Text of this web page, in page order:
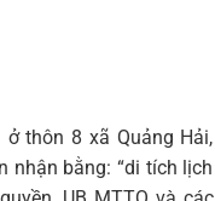
thôn 8 xã Quảng Hải,
nhận bằng: “di tích lịch